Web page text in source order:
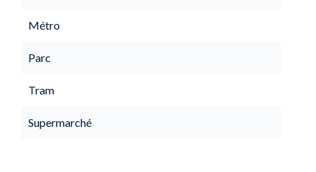
Métro
Parc
Tram
Supermarché